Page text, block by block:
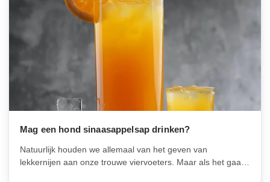
Mag een hond sinaasappelsap drinken?
Natuurlijk houden we allemaal van het geven van
lekkernijen aan onze trouwe viervoeters. Maar als het gaat